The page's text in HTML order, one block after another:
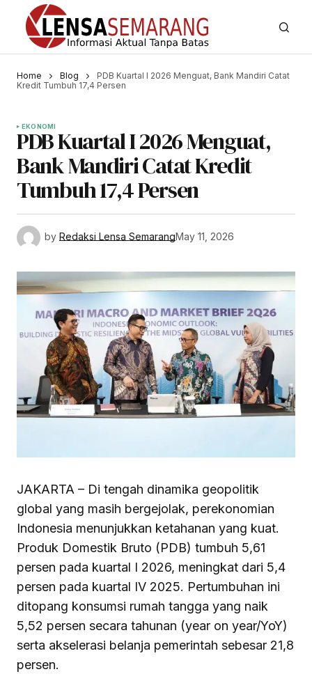
Home Blog
PDB Kuartal I 2026 Menguat, Bank Mandiri Catat
Kredit Tumbuh 17,4 Persen
EKONOMI
PDB Kuartal I 2026 Menguat,
Bank Mandiri Catat Kredit
Tumbuh 17,4 Persen
by Redaksi Lensa SemarangMay 11, 2026
JAKARTA – Di tengah dinamika geopolitik
global yang masih bergejolak, perekonomian
Indonesia menunjukkan ketahanan yang kuat.
Produk Domestik Bruto (PDB) tumbuh 5,61
persen pada kuartal I 2026, meningkat dari 5,4
persen pada kuartal IV 2025. Pertumbuhan ini
ditopang konsumsi rumah tangga yang naik
5,52 persen secara tahunan (year on year/YoY)
serta akselerasi belanja pemerintah sebesar 21,8
persen.